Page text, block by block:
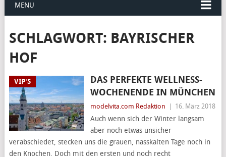
MENU
SCHLAGWORT: BAYRISCHER
HOF
VIP'S
DAS PERFEKTE WELLNESS-
WOCHENENDE IN MÜNCHEN
modelvita.com Redaktion 16. März 2018
Auch wenn sich der Winter langsam
aber noch etwas unsicher
verabschiedet, stecken uns die grauen, nasskalten Tage noch in
den Knochen. Doch mit den ersten und noch recht